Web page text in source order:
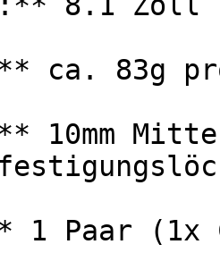
ca. 83g
10mm
Paar (1x